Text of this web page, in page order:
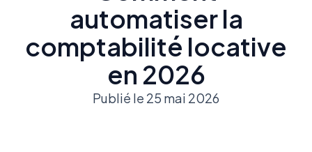
automatiser la
comptabilité locative
en 2026
Publié le 25 mai 2026